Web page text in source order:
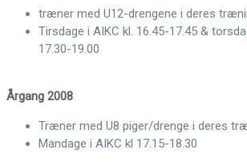
træner med U12-drengene i deres
Tirsdage i AIKC kl. 16.45-17.45 &
17.30-19.00
Årgang 2008
Træner med U8 piger/drenge i deres
Mandage i AIKC kl 17.15-18.30